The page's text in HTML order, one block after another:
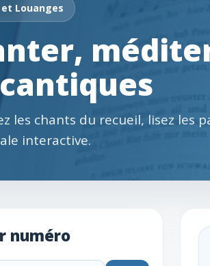
Louanges
les chants du recueil, lisez les
interactive.
numéro